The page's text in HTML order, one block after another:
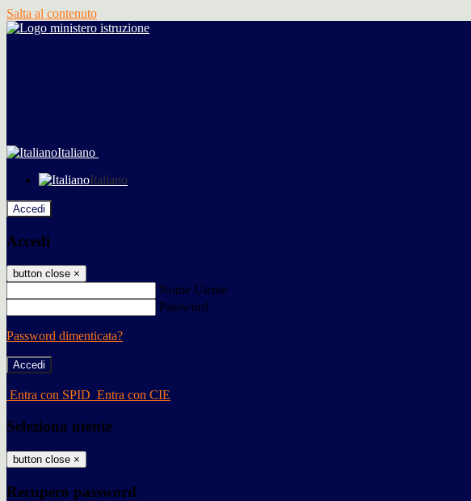
Salta al contenuto
Italiano
Italiano
Accedi
Accedi
button close ×
Nome Utente
Password
Password dimenticata?
-
Entra con SPID Entra con CIE
Seleziona utente
button close ×
Recupero password